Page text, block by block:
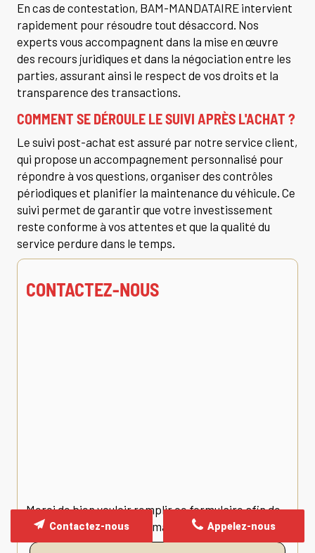
En cas de contestation, BAM-MANDATAIRE intervient
rapidement pour résoudre tout désaccord. Nos
experts vous accompagnent dans la mise en œuvre
des recours juridiques et dans la négociation entre les
parties, assurant ainsi le respect de vos droits et la
transparence des transactions.
COMMENT SE DÉROULE LE SUIVI APRÈS L'ACHAT ?
Le suivi post-achat est assuré par notre service client,
qui propose un accompagnement personnalisé pour
répondre à vos questions, organiser des contrôles
périodiques et planifier la maintenance du véhicule. Ce
suivi permet de garantir que votre investissement
reste conforme à vos attentes et que la qualité du
service perdure dans le temps.
CONTACTEZ-NOUS
Merci de bien vouloir remplir ce formulaire afin de
nous faire part de vos demandes.
Appelez-nous
Contactez-nous